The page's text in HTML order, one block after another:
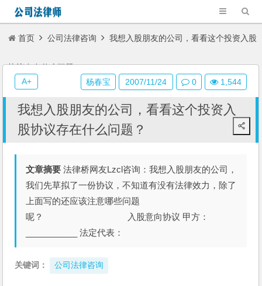
首页 公司法律咨询 我想入股朋友的公司，看看这个投资入股
协议存在什么问题？
我想入股朋友的公司，看看这个投资入
股协议存在什么问题？
文章摘要 法律桥网友Lzcl咨询：我想入股朋友的公司，
我们先草拟了一份协议，不知道有没有法律效力，除了
上面写的还应该注意哪些问题
呢？ 入股意向协议 甲方：
___________ 法定代表：
关键词： 公司法律咨询
杨春宝 2007/11/24 0 1,544
A+